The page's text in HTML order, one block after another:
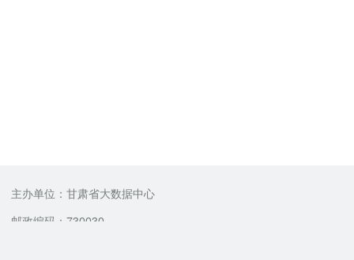
主办单位：甘肃省大数据中心
邮政编码：730030